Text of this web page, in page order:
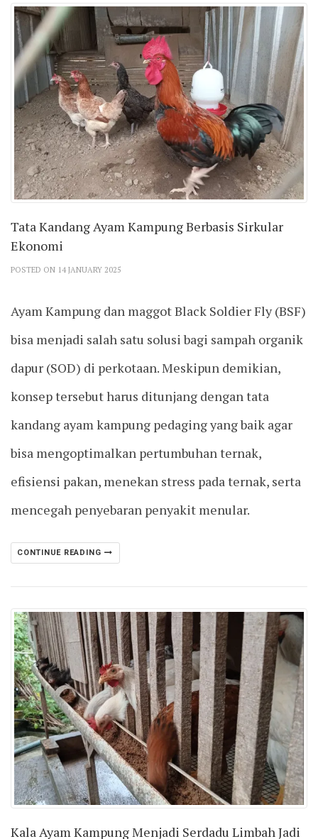
Tata Kandang Ayam Kampung Berbasis Sirkular
Ekonomi
POSTED ON 14 JANUARY 2025
Ayam Kampung dan maggot Black Soldier Fly (BSF)
bisa menjadi salah satu solusi bagi sampah organik
dapur (SOD) di perkotaan. Meskipun demikian,
konsep tersebut harus ditunjang dengan tata
kandang ayam kampung pedaging yang baik agar
bisa mengoptimalkan pertumbuhan ternak,
efisiensi pakan, menekan stress pada ternak, serta
mencegah penyebaran penyakit menular.
CONTINUE READING
Kala Ayam Kampung Menjadi Serdadu Limbah Jadi